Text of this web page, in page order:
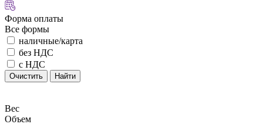
Форма оплаты
Все формы
наличные/карта
без НДС
с НДС
Очистить Найти
Вес
Объем